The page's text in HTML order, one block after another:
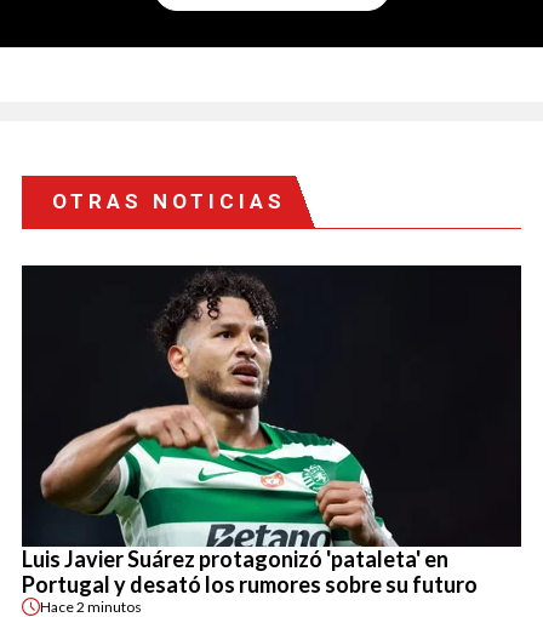
OTRAS NOTICIAS
Luis Javier Suárez protagonizó 'pataleta' en
Portugal y desató los rumores sobre su futuro
Hace2 minutos